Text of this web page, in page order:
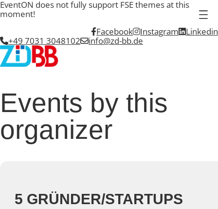
EventON does not fully support FSE themes at this
moment!
Facebook
Instagram
Linkedin
+49 7031 3048102
info@zd-bb.de
Events by this
organizer
5 GRÜNDER/STARTUPS